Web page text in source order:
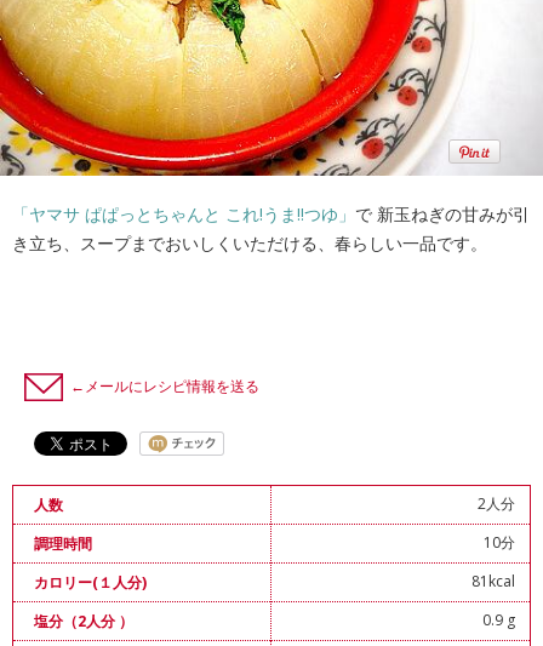
「ヤマサ ぱぱっとちゃんと これ!うま!!つゆ」 で 新玉ねぎの甘みが引
き立ち、スープまでおいしくいただける、春らしい一品です。
←メールにレシピ情報を送る
人数
2人分
調理時間
10分
カロリー(１人分)
81kcal
塩分（2人分 ）
0.9 g